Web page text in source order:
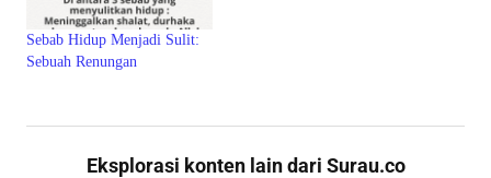
Sebab Hidup Menjadi Sulit:
Sebuah Renungan
Eksplorasi konten lain dari Surau.co